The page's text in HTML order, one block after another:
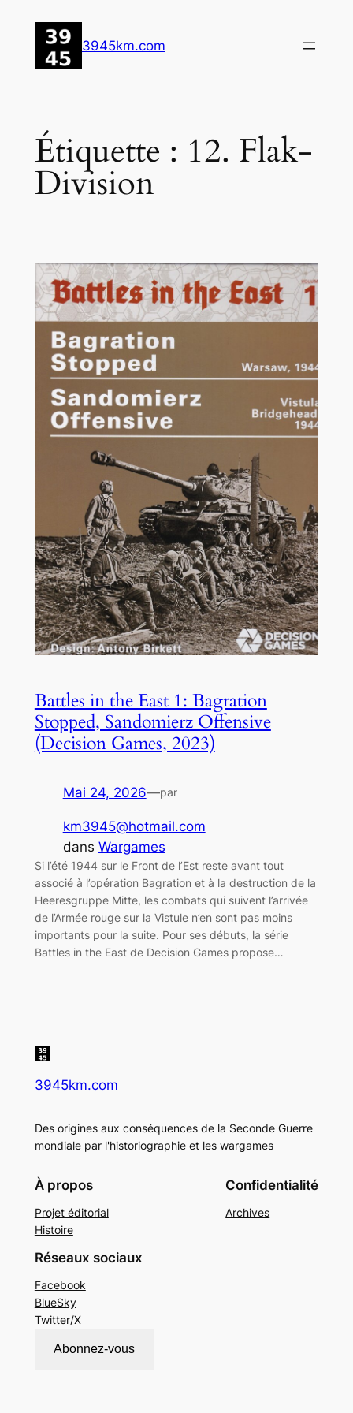
contenu
3945km.com
Étiquette : 12. Flak-
Division
Battles in the East 1: Bagration
Stopped, Sandomierz Offensive
(Decision Games, 2023)
Mai 24, 2026—par
km3945@hotmail.com
dans Wargames
Si l’été 1944 sur le Front de l’Est reste avant tout
associé à l’opération Bagration et à la destruction de la
Heeresgruppe Mitte, les combats qui suivent l’arrivée
de l’Armée rouge sur la Vistule n’en sont pas moins
importants pour la suite. Pour ses débuts, la série
Battles in the East de Decision Games propose…
3945km.com
Des origines aux conséquences de la Seconde Guerre
mondiale par l'historiographie et les wargames
À propos
Projet éditorial
Histoire
Confidentialité
Archives
Réseaux sociaux
Facebook
BlueSky
Twitter/X
Abonnez-vous